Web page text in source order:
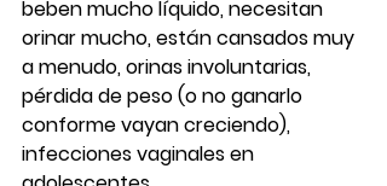
beben mucho líquido, necesitan
orinar mucho, están cansados muy
a menudo, orinas involuntarias,
pérdida de peso (o no ganarlo
conforme vayan creciendo),
infecciones vaginales en